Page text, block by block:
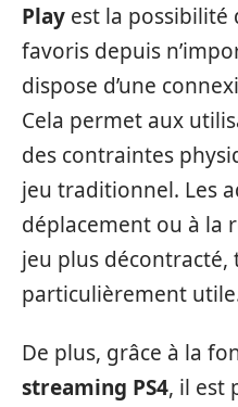
Play est la possibilité
favoris depuis
dispose d’une
Cela permet aux
des contraintes
jeu traditionnel. Les
déplacement ou à la
jeu plus décontracté,
particulièrement
De plus, grâce à la
streaming PS4, il est